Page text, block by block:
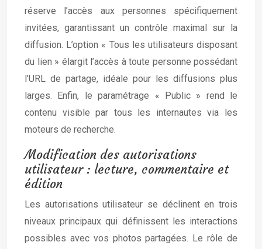
réserve l’accès aux personnes spécifiquement
invitées, garantissant un contrôle maximal sur la
diffusion. L’option « Tous les utilisateurs disposant
du lien » élargit l’accès à toute personne possédant
l’URL de partage, idéale pour les diffusions plus
larges. Enfin, le paramétrage « Public » rend le
contenu visible par tous les internautes via les
moteurs de recherche.
Modification des autorisations
utilisateur : lecture, commentaire et
édition
Les autorisations utilisateur se déclinent en trois
niveaux principaux qui définissent les interactions
possibles avec vos photos partagées. Le rôle de